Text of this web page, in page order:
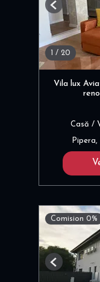
/ 20
Previous
Vila lux
Casă /
Pipera,
Comision 0%
Previous